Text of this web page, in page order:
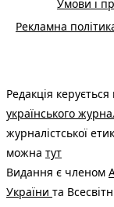
Умови і
Рекламна
Редакція керується
українського
журналістської
можна тут
Видання є членом
України та